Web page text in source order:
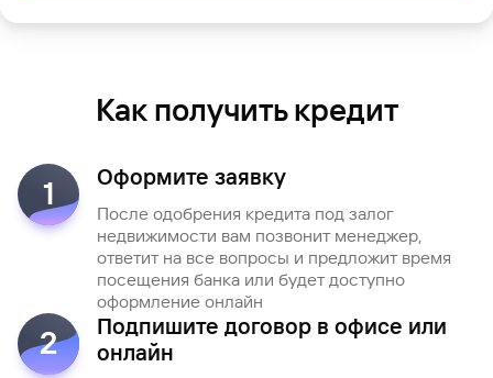
Как получить кредит
1 Оформите заявку
После одобрения кредита под залог
недвижимости вам позвонит менеджер,
ответит на все вопросы и предложит время
посещения банка или будет доступно
оформление онлайн
2
Подпишите договор в офисе или
онлайн